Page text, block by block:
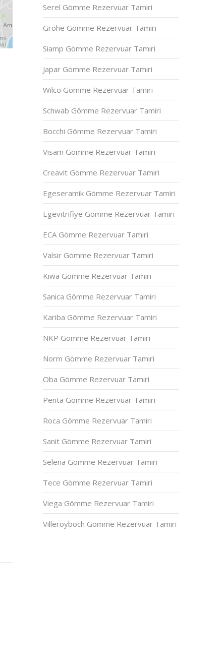
Serel Gömme Rezervuar Tamiri
Grohe Gömme Rezervuar Tamiri
Siamp Gömme Rezervuar Tamiri
Japar Gömme Rezervuar Tamiri
Wilco Gömme Rezervuar Tamiri
Schwab Gömme Rezervuar Tamiri
Bocchi Gömme Rezervuar Tamiri
Visam Gömme Rezervuar Tamiri
Creavit Gömme Rezervuar Tamiri
Egeseramik Gömme Rezervuar Tamiri
Egevitrifiye Gömme Rezervuar Tamiri
ECA Gömme Rezervuar Tamiri
Valsir Gömme Rezervuar Tamiri
Kiwa Gömme Rezervuar Tamiri
Sanica Gömme Rezervuar Tamiri
Kariba Gömme Rezervuar Tamiri
NKP Gömme Rezervuar Tamiri
Norm Gömme Rezervuar Tamiri
Oba Gömme Rezervuar Tamiri
Penta Gömme Rezervuar Tamiri
Roca Gömme Rezervuar Tamiri
Sanit Gömme Rezervuar Tamiri
Selena Gömme Rezervuar Tamiri
Tece Gömme Rezervuar Tamiri
Viega Gömme Rezervuar Tamiri
Villeroyboch Gömme Rezervuar Tamiri